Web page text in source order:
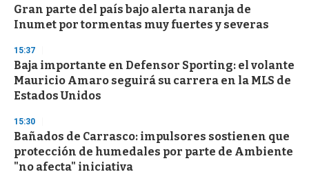
Gran parte del país bajo alerta naranja de
Inumet por tormentas muy fuertes y severas
15:37
Baja importante en Defensor Sporting: el volante
Mauricio Amaro seguirá su carrera en la MLS de
Estados Unidos
15:30
Bañados de Carrasco: impulsores sostienen que
protección de humedales por parte de Ambiente
"no afecta" iniciativa